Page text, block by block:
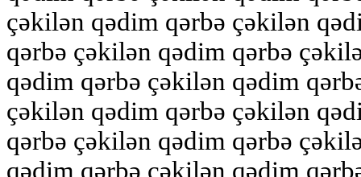
çəkilən qədim qərbə çəkilən
qərbə çəkilən qədim qərbə
qədim qərbə çəkilən qədim
çəkilən qədim qərbə çəkilən
qərbə çəkilən qədim qərbə
qədim qərbə çəkilən qədim